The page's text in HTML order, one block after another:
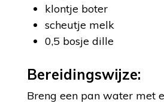
klontje boter
scheutje melk
0,5 bosje dille
Bereidingswijze:
Breng een pan water met